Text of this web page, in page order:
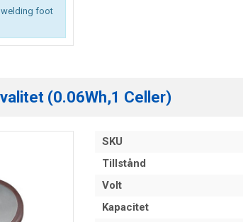
welding foot
(0.06Wh,1 Celler)
SKU
Tillstånd
Volt
Kapacitet